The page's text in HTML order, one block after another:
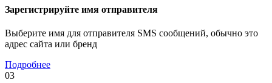
Зарегистрируйте имя отправителя
Выберите имя для отправителя SMS сообщений, обычно это
адрес сайта или бренд
Подробнее
03